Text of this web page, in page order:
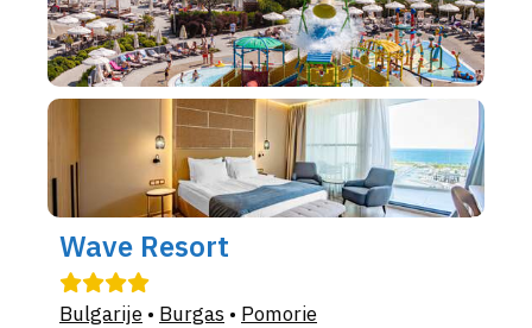
Wave Resort
Bulgarije • Burgas • Pomorie